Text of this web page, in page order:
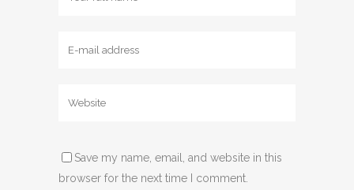
Save my name, email, and website in this
browser for the next time I comment.